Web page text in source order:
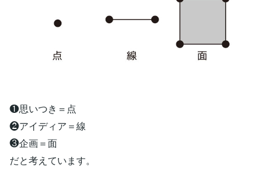
❶思いつき＝点
❷アイディア＝線
❸企画＝面
だと考えています。